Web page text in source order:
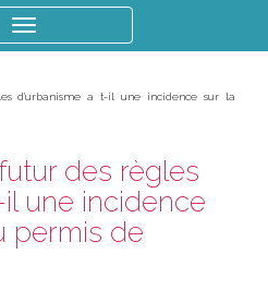
d'urbanisme a t-il une incidence sur la
des règles
une incidence
permis de